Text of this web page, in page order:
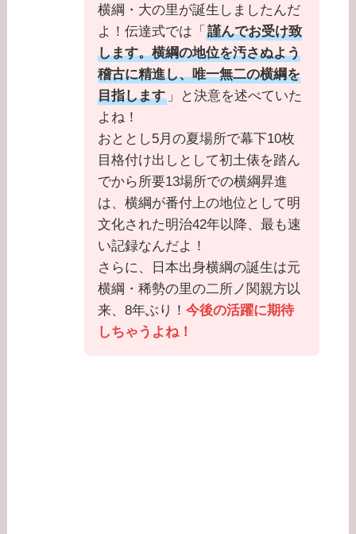
横綱・大の里が誕生しましたんだ
よ！伝達式では「謹んでお受け致
します。横綱の地位を汚さぬよう
稽古に精進し、唯一無二の横綱を
目指します 」と決意を述べていた
よね！
おととし5月の夏場所で幕下10枚
目格付け出しとして初土俵を踏ん
でから所要13場所での横綱昇進
は、横綱が番付上の地位として明
文化された明治42年以降、最も速
い記録なんだよ！
さらに、日本出身横綱の誕生は元
横綱・稀勢の里の二所ノ関親方以
来、8年ぶり！今後の活躍に期待
しちゃうよね！